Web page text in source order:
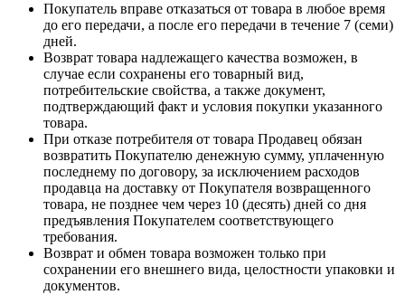
Покупатель вправе отказаться от товара в любое время
до его передачи, а после его передачи в течение 7 (семи)
дней.
Возврат товара надлежащего качества возможен, в
случае если сохранены его товарный вид,
потребительские свойства, а также документ,
подтверждающий факт и условия покупки указанного
товара.
При отказе потребителя от товара Продавец обязан
возвратить Покупателю денежную сумму, уплаченную
последнему по договору, за исключением расходов
продавца на доставку от Покупателя возвращенного
товара, не позднее чем через 10 (десять) дней со дня
предъявления Покупателем соответствующего
требования.
Возврат и обмен товара возможен только при
сохранении его внешнего вида, целостности упаковки и
документов.